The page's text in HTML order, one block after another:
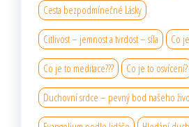
Cesta bezpodmínečné Lásky
Citlivost – jemnost a tvrdost – síla Co
Co je to meditace??? Co je to osvícení?
Duchovní srdce – pevný bod našeho